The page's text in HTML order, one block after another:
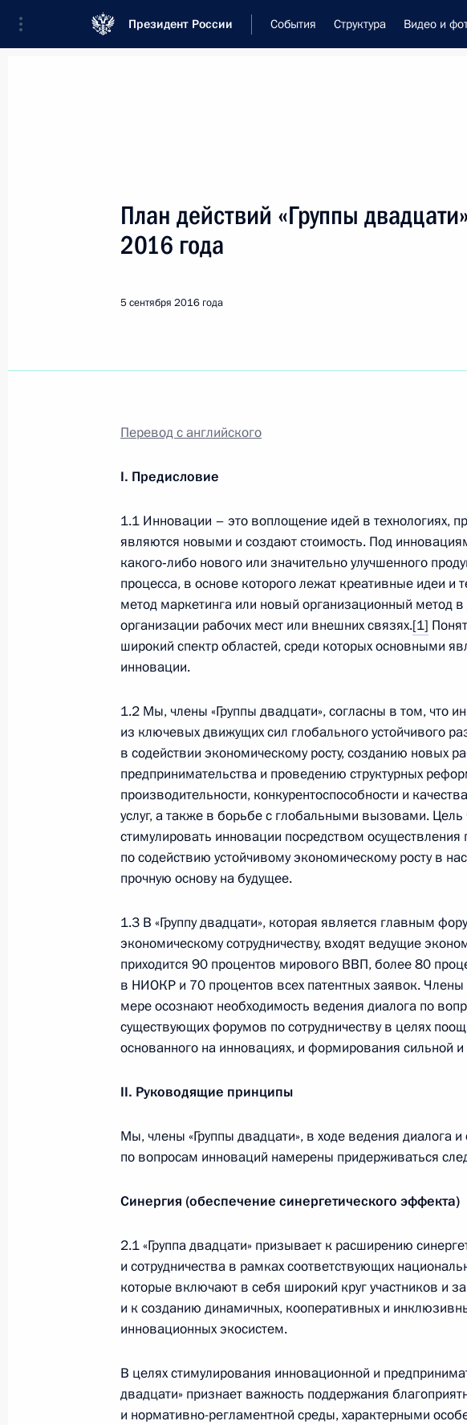
Президент России События Структура Видео и
Встреча с руководством
Центризбиркома Эллой
Памфиловой
5 августа 2026 года, 18:15 5
Президент России
Встреча с председателем Союза
Владимиром Машковым
5 августа 2026 года, 19:00 4
Встреча с генеральным директором
компании «Алроса» Павлом
Маринычевым
4 августа 2026 года, 14:10 3
События и поездки на географической карте
План действий «Группы
2016 года
5 сентября 2016 года
Перевод с английского
I. Предисловие
1.1 Инновации – это воплощение идей в технологиях,
являются новыми и создают стоимость. Под
какого‑либо нового или значительно улучшенного
процесса, в основе которого лежат креативные идеи и
метод маркетинга или новый организационный метод в
организации рабочих мест или внешних связях.[1]
широкий спектр областей, среди которых основными
инновации.
1.2 Мы, члены «Группы двадцати», согласны в том, что
из ключевых движущих сил глобального устойчивого
в содействии экономическому росту, созданию новых
предпринимательства и проведению структурных
производительности, конкурентоспособности и
услуг, а также в борьбе с глобальными вызовами. Цель
стимулировать инновации посредством осуществления
по содействию устойчивому экономическому росту в
прочную основу на будущее.
1.3 В «Группу двадцати», которая является главным
экономическому сотрудничеству, входят ведущие
приходится 90 процентов мирового ВВП, более 80
в НИОКР и 70 процентов всех патентных заявок. Члены
мере осознают необходимость ведения диалога по
существующих форумов по сотрудничеству в целях
основанного на инновациях, и формирования сильной
II. Руководящие принципы
Мы, члены «Группы двадцати», в ходе ведения диалога
по вопросам инноваций намерены придерживаться
Синергия (обеспечение синергетического эффекта)
2.1 «Группа двадцати» призывает к расширению
и сотрудничества в рамках соответствующих
которые включают в себя широкий круг участников и
и к созданию динамичных, кооперативных и
инновационных экосистем.
В целях стимулирования инновационной и
двадцати» признает важность поддержания
и нормативно-регламентной среды, характерными